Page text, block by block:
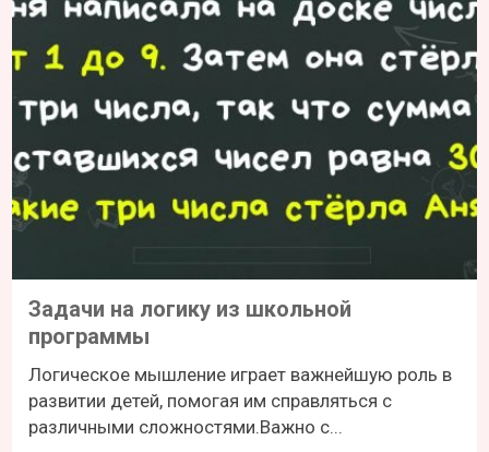
Задачи на логику из школьной
программы
Логическое мышление играет важнейшую роль в
развитии детей, помогая им справляться с
различными сложностями.Важно с...